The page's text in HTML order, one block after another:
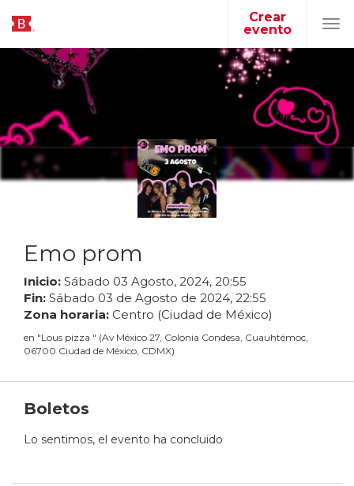
Crear
evento
Emo prom
Inicio: Sábado 03 Agosto, 2024, 20:55
Fin: Sábado 03 de Agosto de 2024, 22:55
Zona horaria: Centro (Ciudad de México)
en "Lous pizza " (Av México 27, Colonia Condesa, Cuauhtémoc,
06700 Ciudad de México, CDMX)
Boletos
Lo sentimos, el evento ha concluido